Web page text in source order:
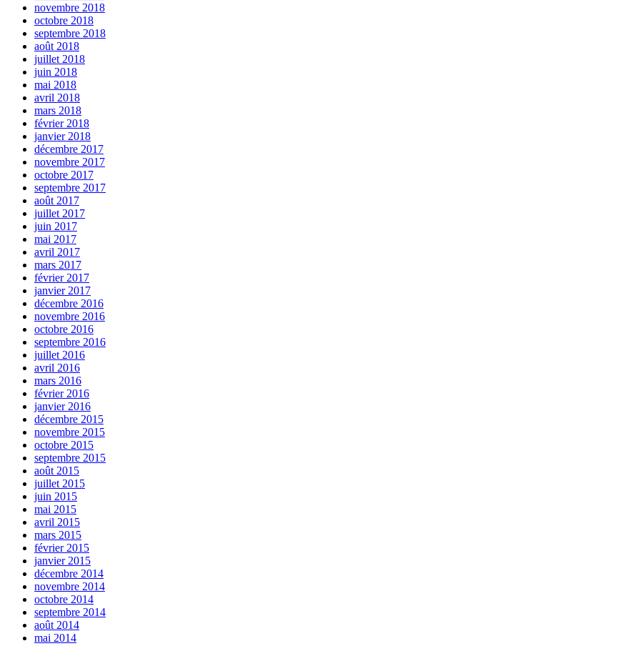
novembre 2018
octobre 2018
septembre 2018
août 2018
juillet 2018
juin 2018
mai 2018
avril 2018
mars 2018
février 2018
janvier 2018
décembre 2017
novembre 2017
octobre 2017
septembre 2017
août 2017
juillet 2017
juin 2017
mai 2017
avril 2017
mars 2017
février 2017
janvier 2017
décembre 2016
novembre 2016
octobre 2016
septembre 2016
juillet 2016
avril 2016
mars 2016
février 2016
janvier 2016
décembre 2015
novembre 2015
octobre 2015
septembre 2015
août 2015
juillet 2015
juin 2015
mai 2015
avril 2015
mars 2015
février 2015
janvier 2015
décembre 2014
novembre 2014
octobre 2014
septembre 2014
août 2014
mai 2014